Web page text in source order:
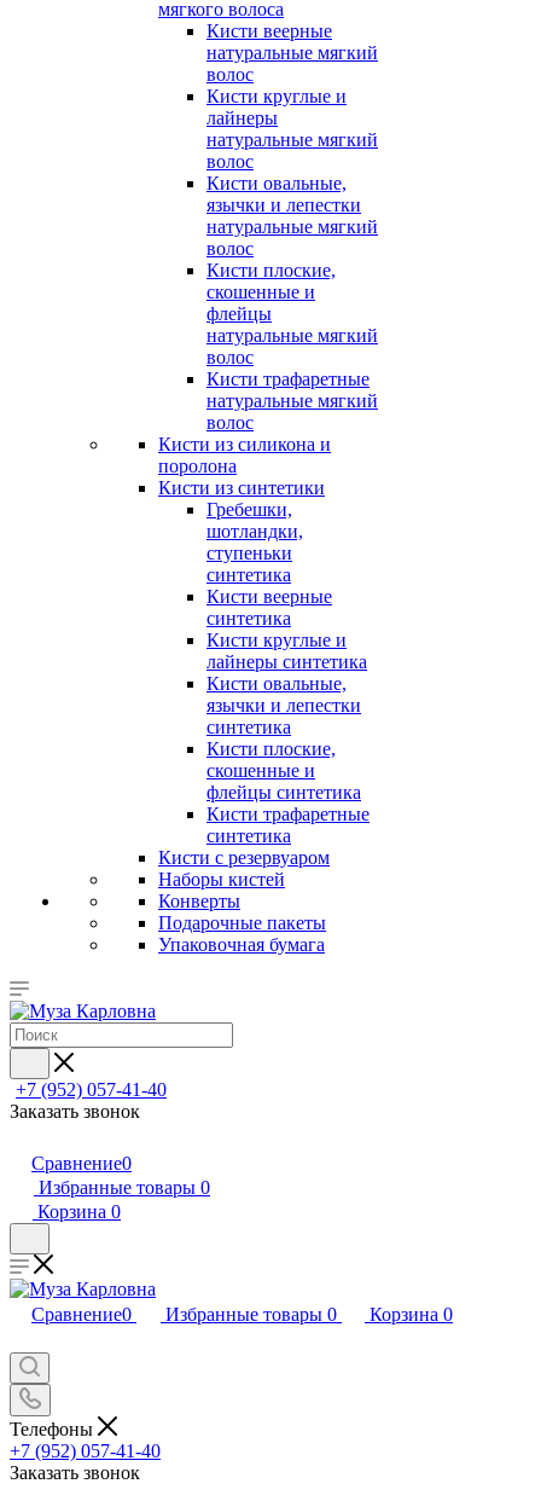
мягкого волоса
Кисти веерные
натуральные мягкий
волос
Кисти круглые и
лайнеры
натуральные мягкий
волос
Кисти овальные,
язычки и лепестки
натуральные мягкий
волос
Кисти плоские,
скошенные и
флейцы
натуральные мягкий
волос
Кисти трафаретные
натуральные мягкий
волос
Кисти из силикона и
поролона
Кисти из синтетики
Гребешки,
шотландки,
ступеньки
синтетика
Кисти веерные
синтетика
Кисти круглые и
лайнеры синтетика
Кисти овальные,
язычки и лепестки
синтетика
Кисти плоские,
скошенные и
флейцы синтетика
Кисти трафаретные
синтетика
Кисти с резервуаром
Наборы кистей
Конверты
Подарочные пакеты
Упаковочная бумага
+7 (952) 057-41-40
Заказать звонок
Сравнение0
Избранные товары 0
Корзина 0
Сравнение0 Избранные товары 0 Корзина 0
Телефоны
+7 (952) 057-41-40
Заказать звонок